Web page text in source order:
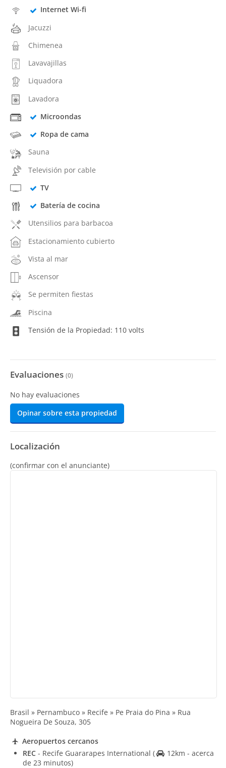
Internet Wi-fi
Jacuzzi
Chimenea
Lavavajillas
Liquadora
Lavadora
Microondas
Ropa de cama
Sauna
Televisión por cable
TV
Batería de cocina
Utensilios para barbacoa
Estacionamiento cubierto
Vista al mar
Ascensor
Se permiten fiestas
Piscina
Tensión de la Propiedad: 110 volts
Evaluaciones (0)
No hay evaluaciones
Opinar sobre esta propiedad
Localización
(confirmar con el anunciante)
Brasil » Pernambuco » Recife » Pe Praia do Pina » Rua
Nogueira De Souza, 305
Aeropuertos cercanos
REC - Recife Guararapes International (
12km - acerca
de 23 minutos)